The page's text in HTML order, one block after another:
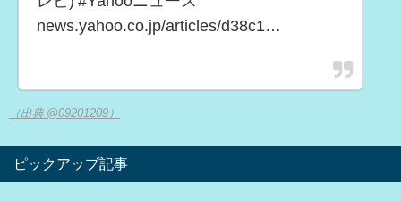
news.yahoo.co.jp/articles/d38c1…
（出典 @09201209）
ピックアップ記事